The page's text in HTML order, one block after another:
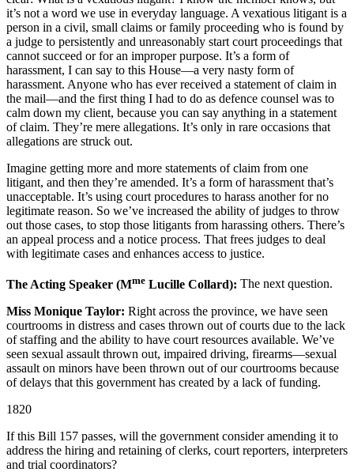
it’s not a word we use in everyday language. A vexatious litigant is a
person in a civil, small claims or family proceeding who is found by
a judge to persistently and unreasonably start court proceedings that
cannot succeed or for an improper purpose. It’s a form of
harassment, I can say to this House—a very nasty form of
harassment. Anyone who has ever received a statement of claim in
the mail—and the first thing I had to do as defence counsel was to
calm down my client, because you can say anything in a statement
of claim. They’re mere allegations. It’s only in rare occasions that
allegations are struck out.
Imagine getting more and more statements of claim from one
litigant, and then they’re amended. It’s a form of harassment that’s
unacceptable. It’s using court procedures to harass another for no
legitimate reason. So we’ve increased the ability of judges to throw
out those cases, to stop those litigants from harassing others. There’s
an appeal process and a notice process. That frees judges to deal
with legitimate cases and enhances access to justice.
The Acting Speaker (Mme Lucille Collard): The next question.
Miss Monique Taylor: Right across the province, we have seen
courtrooms in distress and cases thrown out of courts due to the lack
of staffing and the ability to have court resources available. We’ve
seen sexual assault thrown out, impaired driving, firearms—sexual
assault on minors have been thrown out of our courtrooms because
of delays that this government has created by a lack of funding.
1820
If this Bill 157 passes, will the government consider amending it to
address the hiring and retaining of clerks, court reporters, interpreters
and trial coordinators?